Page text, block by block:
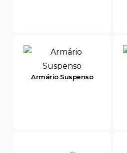
Armário Suspenso